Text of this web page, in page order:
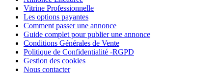
Vitrine Professionnelle
Les options payantes
Comment passer une annonce
Guide complet pour publier une annonce
Conditions Générales de Vente
Politique de Confidentialité -RGPD
Gestion des cookies
Nous contacter